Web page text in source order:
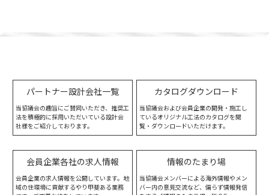
パートナー設計会社一覧
当協議会の趣旨にご賛同いただき、推奨工
法を積極的に採用いただいている設計会
社様をご紹介しております。
カタログダウンロード
当協議会および会員企業の開発・施工し
ているオリジナル工法のカタログを閲
覧・ダウンロードいただけます。
会員企業各社の求人情報
会員企業の求人情報を公開しています。地
域の住環境に貢献するやり甲斐ある業務
情報のたまり場
当協議会メンバーによる海外情報やメン
バー内の意見交流など、偏らず情報発信